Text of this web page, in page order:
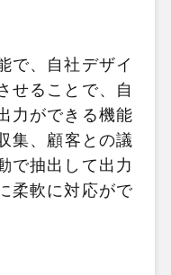
で、自社デザイ
せることで、自
力ができる機能
集、顧客との議
で抽出して出力
柔軟に対応がで